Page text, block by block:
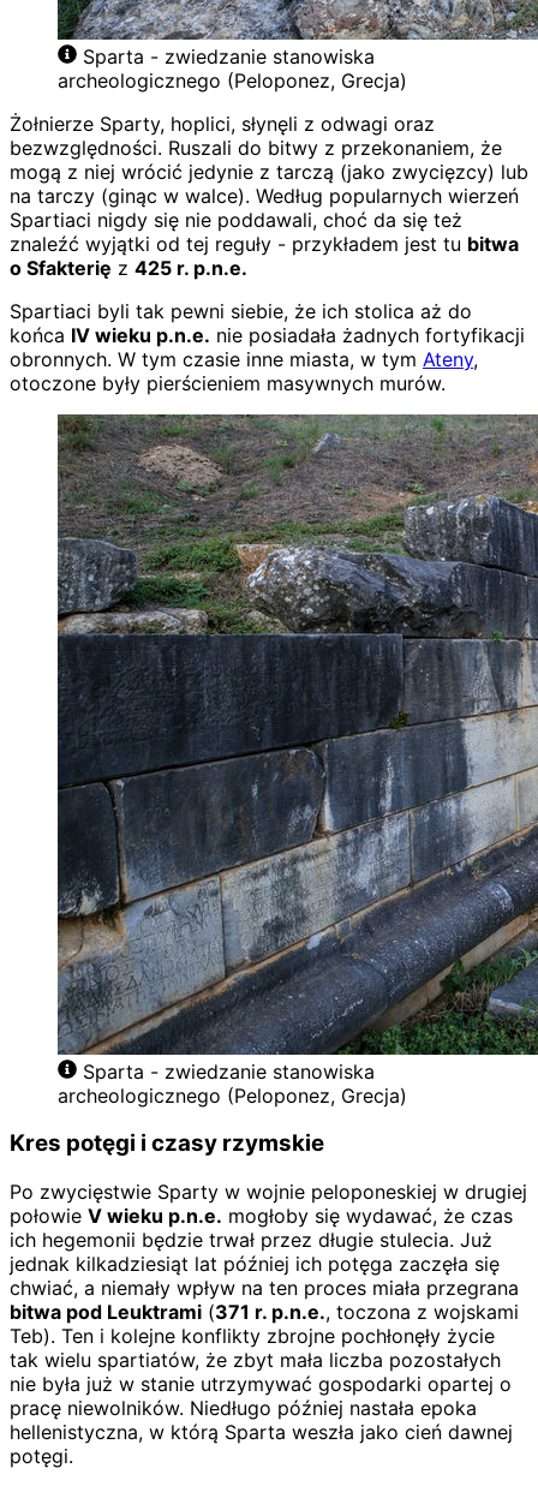
Sparta - zwiedzanie stanowiska
archeologicznego (Peloponez, Grecja)
Żołnierze Sparty, hoplici, słynęli z odwagi oraz
bezwzględności. Ruszali do bitwy z przekonaniem, że
mogą z niej wrócić jedynie z tarczą (jako zwycięzcy) lub
na tarczy (ginąc w walce). Według popularnych wierzeń
Spartiaci nigdy się nie poddawali, choć da się też
znaleźć wyjątki od tej reguły - przykładem jest tu bitwa
o Sfakterię z 425 r. p.n.e.
Spartiaci byli tak pewni siebie, że ich stolica aż do
końca IV wieku p.n.e. nie posiadała żadnych fortyfikacji
obronnych. W tym czasie inne miasta, w tym Ateny,
otoczone były pierścieniem masywnych murów.
Sparta - zwiedzanie stanowiska
archeologicznego (Peloponez, Grecja)
Kres potęgi i czasy rzymskie
Po zwycięstwie Sparty w wojnie peloponeskiej w drugiej
połowie V wieku p.n.e. mogłoby się wydawać, że czas
ich hegemonii będzie trwał przez długie stulecia. Już
jednak kilkadziesiąt lat później ich potęga zaczęła się
chwiać, a niemały wpływ na ten proces miała przegrana
bitwa pod Leuktrami (371 r. p.n.e., toczona z wojskami
Teb). Ten i kolejne konflikty zbrojne pochłonęły życie
tak wielu spartiatów, że zbyt mała liczba pozostałych
nie była już w stanie utrzymywać gospodarki opartej o
pracę niewolników. Niedługo później nastała epoka
hellenistyczna, w którą Sparta weszła jako cień dawnej
potęgi.